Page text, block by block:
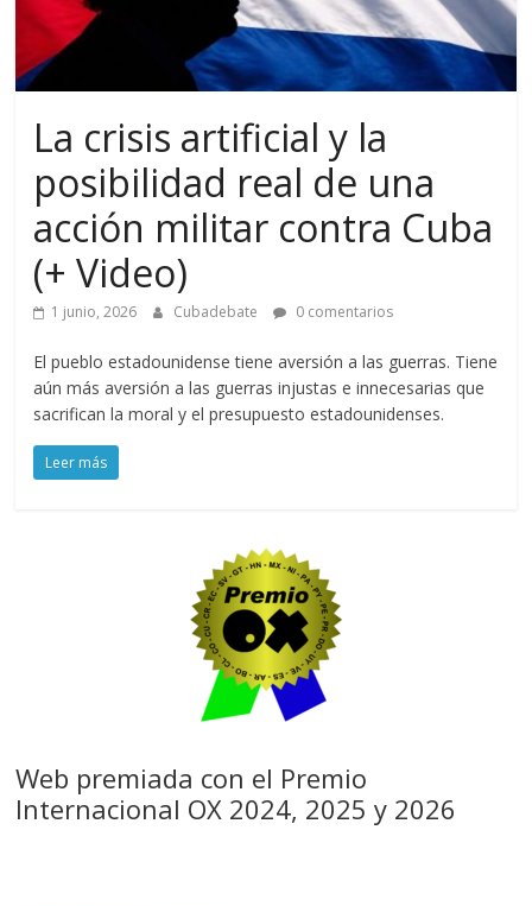
La crisis artificial y la
posibilidad real de una
acción militar contra Cuba
(+ Video)
1 junio, 2026 Cubadebate 0 comentarios
El pueblo estadounidense tiene aversión a las guerras. Tiene
aún más aversión a las guerras injustas e innecesarias que
sacrifican la moral y el presupuesto estadounidenses.
Leer más
Web premiada con el Premio
Internacional OX 2024, 2025 y 2026